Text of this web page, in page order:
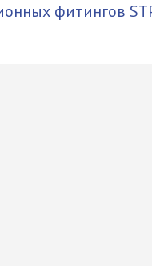
фитингов